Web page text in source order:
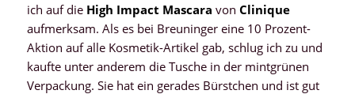
ich auf dieHigh Impact Mascara von Clinique
aufmerksam. Als es bei Breuninger eine 10 Prozent-
Aktion auf alle Kosmetik-Artikel gab, schlug ich zu und
kaufte unter anderem die Tusche in der mintgrünen
Verpackung. Sie hat ein gerades Bürstchen und ist gut